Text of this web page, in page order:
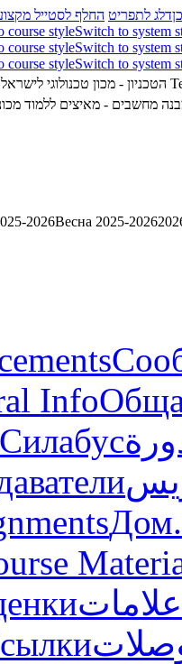
דלג לתפריט החלף לסטייל
course styleSwitch to system
course styleSwitch to system
course styleSwitch to system
במבנה מחשבים - מאיצים ללמוד
2026Весна 2025-2026
Info
Силабус
Дом.
علامات